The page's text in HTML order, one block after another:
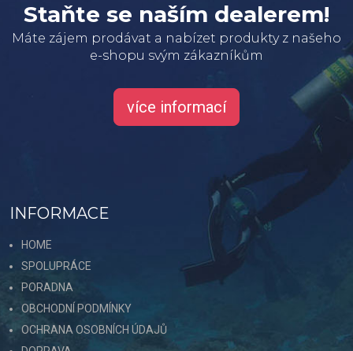
Staňte se naším dealerem!
Máte zájem prodávat a nabízet produkty z našeho
e-shopu svým zákazníkům
více informací
INFORMACE
HOME
SPOLUPRÁCE
PORADNA
OBCHODNÍ PODMÍNKY
OCHRANA OSOBNÍCH ÚDAJŮ